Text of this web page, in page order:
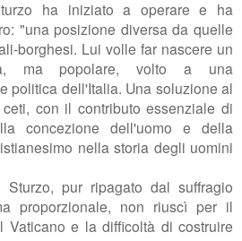
ha iniziato a operare e ha
"una posizione diversa da quelle
borghesi. Lui volle far nascere un
ma popolare, volto a una
politica dell'Italia. Una soluzione al
con il contributo essenziale di
a concezione dell'uomo e della
nella storia degli uomini
pur ripagato dal suffragio
proporzionale, non riuscì per il
Vaticano e la difficoltà di costruire